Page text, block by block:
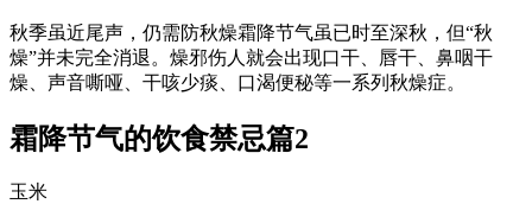
秋季虽近尾声，仍需防秋燥霜降节气虽已时至深秋，但“秋
燥”并未完全消退。燥邪伤人就会出现口干、唇干、鼻咽干
燥、声音嘶哑、干咳少痰、口渴便秘等一系列秋燥症。
霜降节气的饮食禁忌篇2
玉米